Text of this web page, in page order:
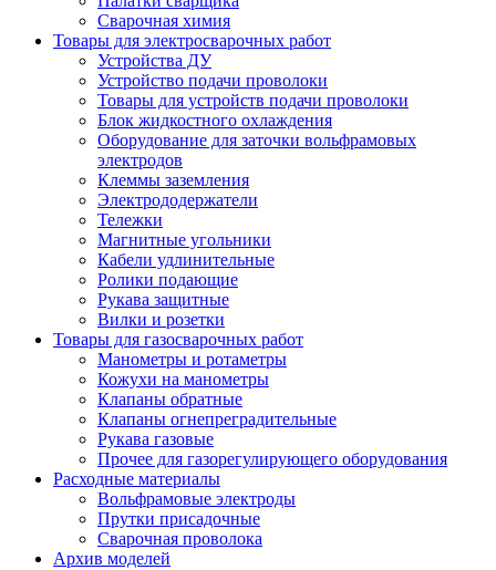
Сварочная химия
Товары для электросварочных работ
Устройства ДУ
Устройство подачи проволоки
Товары для устройств подачи проволоки
Блок жидкостного охлаждения
Оборудование для заточки вольфрамовых
электродов
Клеммы заземления
Электрододержатели
Тележки
Магнитные угольники
Кабели удлинительные
Ролики подающие
Рукава защитные
Вилки и розетки
Товары для газосварочных работ
Манометры и ротаметры
Кожухи на манометры
Клапаны обратные
Клапаны огнепреградительные
Рукава газовые
Прочее для газорегулирующего оборудования
Расходные материалы
Вольфрамовые электроды
Прутки присадочные
Сварочная проволока
Архив моделей